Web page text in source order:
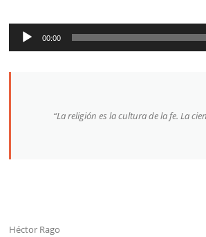
Reproductor
00:00
“La religión es la cultura de la fe. La
Héctor Rago